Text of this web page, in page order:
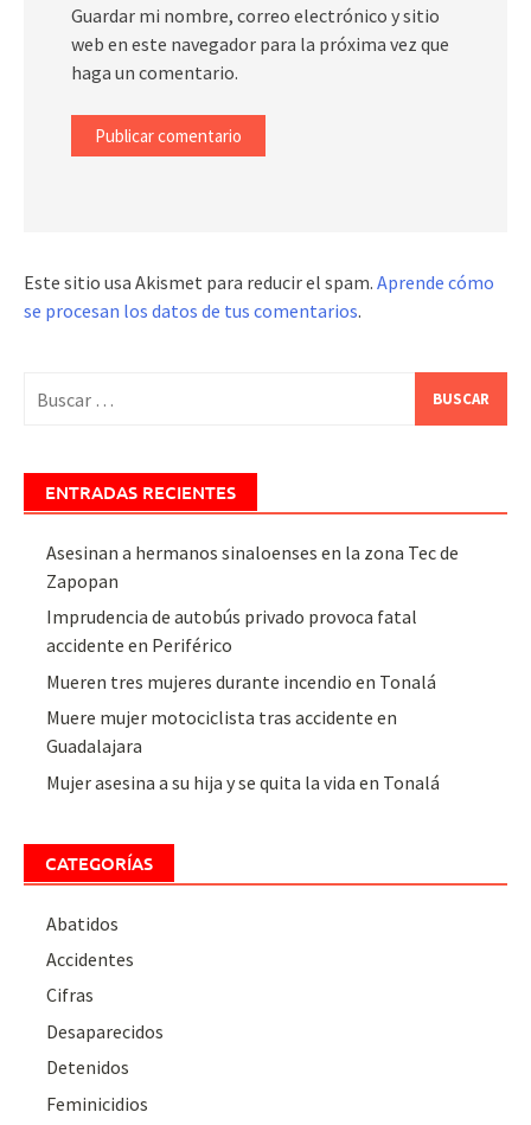
Guardar mi nombre, correo electrónico y sitio
web en este navegador para la próxima vez que
haga un comentario.
Este sitio usa Akismet para reducir el spam. Aprende cómo
se procesan los datos de tus comentarios.
ENTRADAS RECIENTES
Asesinan a hermanos sinaloenses en la zona Tec de
Zapopan
Imprudencia de autobús privado provoca fatal
accidente en Periférico
Mueren tres mujeres durante incendio en Tonalá
Muere mujer motociclista tras accidente en
Guadalajara
Mujer asesina a su hija y se quita la vida en Tonalá
CATEGORÍAS
Abatidos
Accidentes
Cifras
Desaparecidos
Detenidos
Feminicidios